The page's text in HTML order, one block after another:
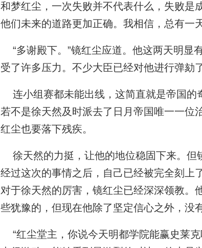
和梦红尘，一次失败并不代表什么，失败是
他们未来的道路更加正确。我相信，总有一
“多谢殿下。”镜红尘应道。他这两天明显
受了许多压力。不少大臣已经对他进行弹劾了
连小组赛都未能出线，这简直就是帝国的
若不是徐天然及时派去了日月帝国唯一一位
红尘也要落下残疾。
徐天然的力挺，让他的地位稳固下来。但
经过这次的事情之后，自己已经被完全刻上
对于徐天然的厉害，镜红尘已经深深领教。
些犹豫的，但现在他除了坚定信心之外，没
“红尘堂主，你说今天明都学院能赢史莱